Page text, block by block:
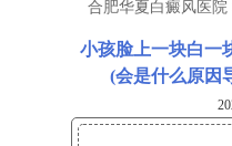
合肥华夏白癜风医院
小孩脸上一块白一
(会是什么原因